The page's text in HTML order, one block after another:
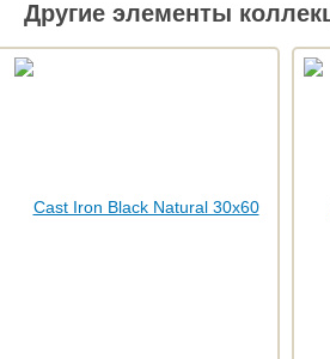
Другие элементы